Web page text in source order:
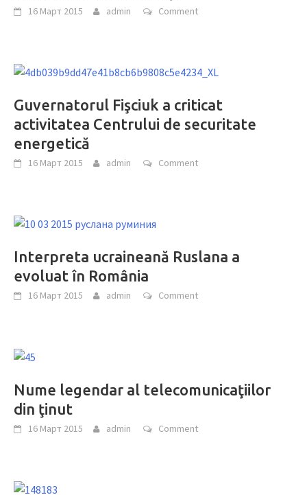
16 Март 2015 admin Comment
Guvernatorul Fişciuk a criticat
activitatea Centrului de securitate
energetică
16 Март 2015 admin Comment
Interpreta ucraineană Ruslana a
evoluat în România
16 Март 2015 admin Comment
Nume legendar al telecomunicaţiilor
din ţinut
16 Март 2015 admin Comment